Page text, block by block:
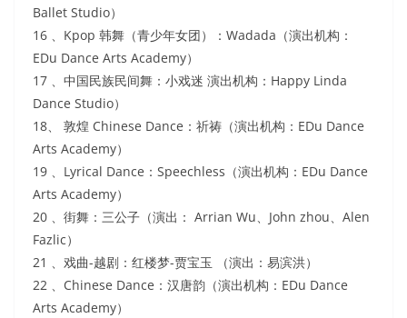
Ballet Studio）
16 、Kpop 韩舞（青少年女团）：Wadada（演出机构：
EDu Dance Arts Academy）
17 、中国民族民间舞：小戏迷 演出机构：Happy Linda
Dance Studio）
18、 敦煌 Chinese Dance：祈祷（演出机构：EDu Dance
Arts Academy）
19 、Lyrical Dance：Speechless（演出机构：EDu Dance
Arts Academy）
20 、街舞：三公子（演出： Arrian Wu、John zhou、Alen
Fazlic）
21 、戏曲-越剧：红楼梦-贾宝玉 （演出：易滨洪）
22 、Chinese Dance：汉唐韵（演出机构：EDu Dance
Arts Academy）